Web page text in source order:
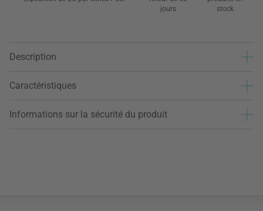
jours
stock
Description
Caractéristiques
Informations sur la sécurité du produit